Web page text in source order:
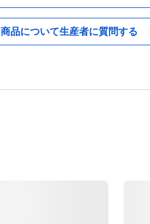
商品について生産者に質問する